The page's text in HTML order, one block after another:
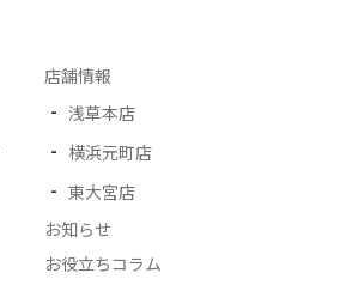
店舗情報
浅草本店
横浜元町店
東大宮店
お知らせ
お役立ちコラム